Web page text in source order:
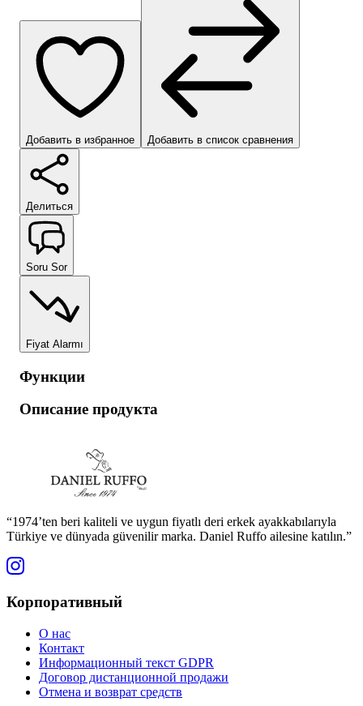
Добавить в избранное Добавить в список сравнения
Делиться
Soru Sor
Fiyat Alarmı
Функции
Описание продукта
“1974’ten beri kaliteli ve uygun fiyatlı deri erkek ayakkabılarıyla
Türkiye ve dünyada güvenilir marka. Daniel Ruffo ailesine katılın.”
Корпоративный
О нас
Контакт
Информационный текст GDPR
Договор дистанционной продажи
Отмена и возврат средств